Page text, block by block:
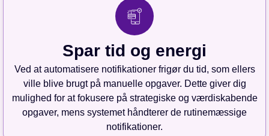
Spar tid og energi
Ved at automatisere notifikationer frigør du tid, som ellers
ville blive brugt på manuelle opgaver. Dette giver dig
mulighed for at fokusere på strategiske og værdiskabende
opgaver, mens systemet håndterer de rutinemæssige
notifikationer.